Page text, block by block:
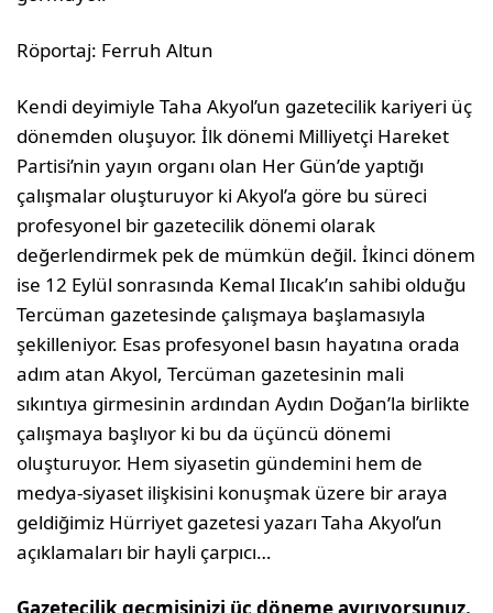
Röportaj: Ferruh Altun
Kendi deyimiyle Taha Akyol’un gazetecilik kariyeri üç
dönemden oluşuyor. İlk dönemi Milliyetçi Hareket
Partisi’nin yayın organı olan Her Gün’de yaptığı
çalışmalar oluşturuyor ki Akyol’a göre bu süreci
profesyonel bir gazetecilik dönemi olarak
değerlendirmek pek de mümkün değil. İkinci dönem
ise 12 Eylül sonrasında Kemal Ilıcak’ın sahibi olduğu
Tercüman gazetesinde çalışmaya başlamasıyla
şekilleniyor. Esas profesyonel basın hayatına orada
adım atan Akyol, Tercüman gazetesinin mali
sıkıntıya girmesinin ardından Aydın Doğan’la birlikte
çalışmaya başlıyor ki bu da üçüncü dönemi
oluşturuyor. Hem siyasetin gündemini hem de
medya-siyaset ilişkisini konuşmak üzere bir araya
geldiğimiz Hürriyet gazetesi yazarı Taha Akyol’un
açıklamaları bir hayli çarpıcı…